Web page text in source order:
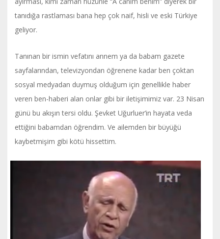
tanıdığa rastlaması bana hep çok naif, hisli ve eski Türkiye
geliyor.
Tanınan bir ismin vefatını annem ya da babam gazete
sayfalarından, televizyondan öğrenene kadar ben çoktan
sosyal medyadan duymuş olduğum için genellikle haber
veren ben-haberi alan onlar gibi bir iletişimimiz var. 23 Nisan
günü bu akışın tersi oldu. Şevket Uğurluer’in hayata veda
ettiğini babamdan öğrendim. Ve ailemden bir büyüğü
kaybetmişim gibi kötü hissettim.